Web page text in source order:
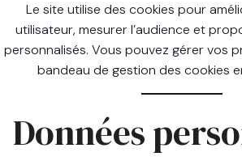
Le site utilise des cookies pour
utilisateur, mesurer l’audience et
personnalisés. Vous pouvez gérer vos
bandeau de gestion des cookies
Données